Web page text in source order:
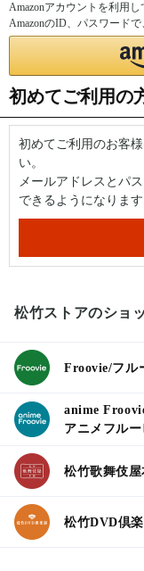
Amazonアカウントを利用
AmazonのID、パスワード
初めてご利用の
初めてご利用のお客
い。
メールアドレスとパ
できるようになります
松竹ストアのショ
Froovie/フル
anime
アニメフルー
松竹歌舞伎屋
松竹DVD倶